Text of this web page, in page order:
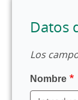
Datos
Los
Nombre